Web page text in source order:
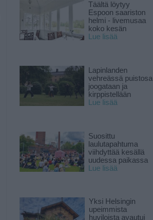
Täältä löytyy
Espoon saariston
helmi - livemusaa
koko kesän
Lue lisää
Lapinlanden
vehreässä puistosa
joogataan ja
kirppistellään
Lue lisää
Suosittu
laulutapahtuma
viihdyttää kesällä
uudessa paikassa
Lue lisää
Yksi Helsingin
upeimmista
huviloista avautui